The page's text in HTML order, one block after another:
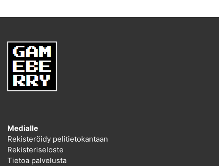
Medialle
Rekisteröidy pelitietokantaan
Rekisteriseloste
Tietoa palvelusta